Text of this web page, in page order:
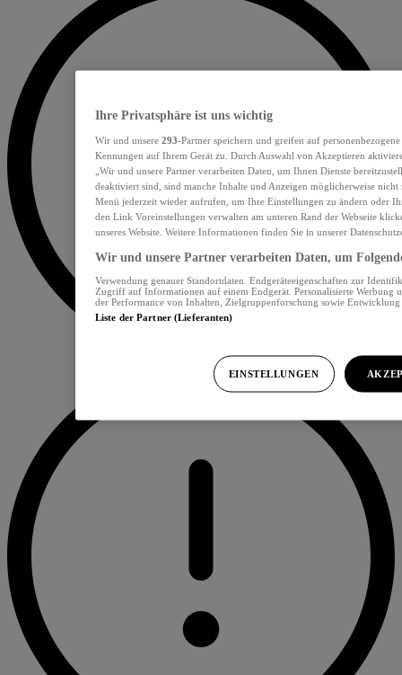
Ihre Privatsphäre ist uns wichtig
Wir und unsere 293-Partner speichern und greifen auf
Kennungen auf Ihrem Gerät zu. Durch Auswahl von Akzeptieren
„Wir und unsere Partner verarbeiten Daten, um Ihnen Dienste
deaktiviert sind, sind manche Inhalte und Anzeigen möglicherweise nicht
Menü jederzeit wieder aufrufen, um Ihre Einstellungen zu ändern oder
den Link Voreinstellungen verwalten am unteren Rand der Webseite
unseres Website. Weitere Informationen finden Sie in unserer
Wir und unsere Partner verarbeiten Daten, um
Verwendung genauer Standortdaten. Endgeräteeigenschaften zur
Zugriff auf Informationen auf einem Endgerät. Personalisierte Werbung
der Performance von Inhalten, Zielgruppenforschung sowie
Liste der Partner (Lieferanten)
EINSTELLUNGEN